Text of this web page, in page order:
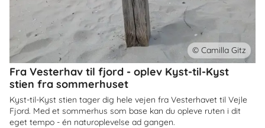
Fra Vesterhav til fjord - oplev Kyst-til-Kyst
stien fra sommerhuset
Kyst-til-Kyst stien tager dig hele vejen fra Vesterhavet til Vejle
Fjord. Med et sommerhus som base kan du opleve ruten i dit
eget tempo - én naturoplevelse ad gangen.
© Camilla Gitz